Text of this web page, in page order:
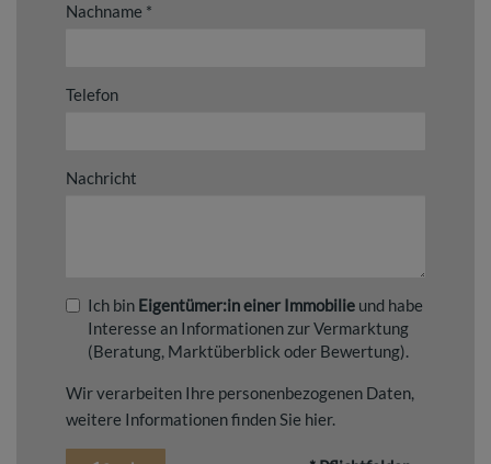
Nachname
Telefon
Nachricht
Ich bin Eigentümer:in einer Immobilie und habe
Interesse an Informationen zur Vermarktung
(Beratung, Marktüberblick oder Bewertung).
Wir verarbeiten Ihre personenbezogenen Daten,
weitere Informationen finden Sie hier.